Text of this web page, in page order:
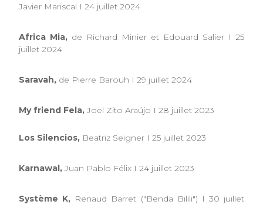
Javier Mariscal I 24 juillet 2024
Africa Mia, de Richard Minier et Edouard Salier I 25
juillet 2024
Saravah, de Pierre Barouh I 29 juillet 2024
My friend Fela,Joel Zito Araújo I 28 juillet 2023
Los Silencios, Beatriz Seigner I 25 juillet 2023
Karnawal,Juan Pablo Félix I 24 juillet 2023
Système K, Renaud Barret ("Benda Bilili") I 30 juillet